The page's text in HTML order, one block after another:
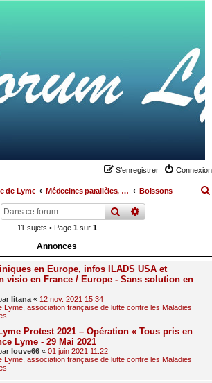
Connexion
S’enregistrer
de Lyme Médecines parallèles, alimentation et hygiène de vie Boissons
rechercher
recherche
11 sujets • Page 1sur 1
Annonces
en Europe, infos ILADS USA et
visio en France / Europe - Sans solution en
litana « 12 nov. 2021 15:34
Lyme, association française de lutte contre les Maladies
Protest 2021 – Opération « Tous pris en
Lyme - 29 Mai 2021
louve66 « 01 juin 2021 11:22
Lyme, association française de lutte contre les Maladies